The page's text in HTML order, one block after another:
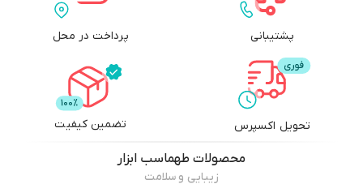
پشتیبانی پرداخت در محل
تحویل اکسپرس تضمین کیفیت
محصولات طهماسب ابزار
زیبایی و سلامت